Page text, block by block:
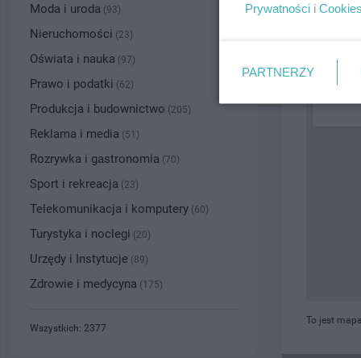
To jest
Moda i uroda (93)
Nieruchomości (23)
Oświata i nauka (97)
Prawo i podatki (62)
Produkcja i budownictwo (205)
Reklama i media (51)
Rozrywka i gastronomia (70)
Sport i rekreacja (23)
Telekomunikacja i komputery (60)
Turystyka i noclegi (20)
Urzędy i Instytucje (89)
Zdrowie i medycyna (175)
Wszystkich: 2377
Prywatności i Cookies
PARTNERZY